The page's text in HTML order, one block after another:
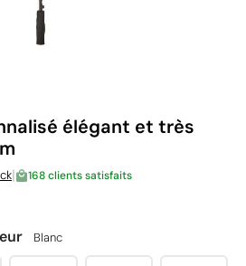
élégant et très
| 168 clients satisfaits
Blanc